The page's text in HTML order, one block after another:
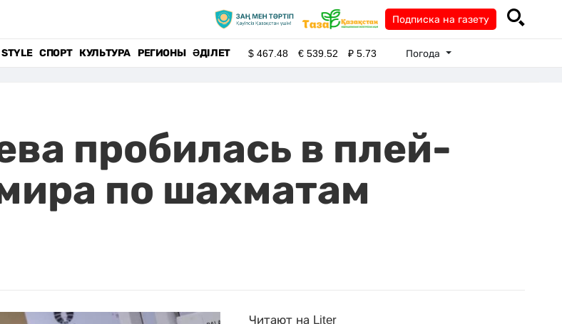
Подписка на газету
СПОРТ КУЛЬТУРА РЕГИОНЫ ӘДІЛЕТ $467.48 €539.52 ₽5.73 Погода
пробилась в плей-
по шахматам
Читают на Liter